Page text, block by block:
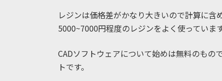
レジンは価格差がかなり大きいので計算に
5000~7000円程度のレジンをよく使っていま
CADソフトウェアについて始めは無料のも
トです。